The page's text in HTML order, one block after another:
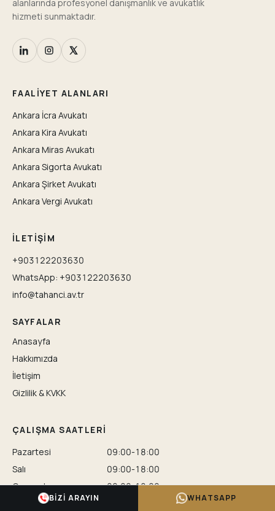
alanlarında profesyonel danışmanlık ve avukatlık
hizmeti sunmaktadır.
FAALIYET ALANLARI
Ankara İcra Avukatı
Ankara Kira Avukatı
Ankara Miras Avukatı
Ankara Sigorta Avukatı
Ankara Şirket Avukatı
Ankara Vergi Avukatı
İLETIŞIM
+903122203630
WhatsApp: +903122203630
info@tahanci.av.tr
SAYFALAR
Anasayfa
Hakkımızda
İletişim
Gizlilik & KVKK
ÇALIŞMA SAATLERI
Pazartesi
09:00-18:00
Salı
09:00-18:00
Çarşamba
09:00-18:00
PerşembeBIZI ARAYIN WHATSAPP